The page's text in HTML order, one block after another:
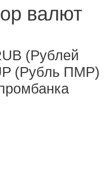
валют
(Рублей
(Рубль ПМР)